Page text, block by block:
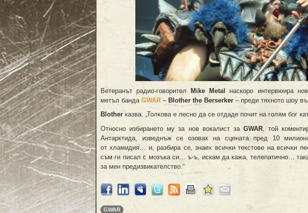
Ветеранът радио-говорителMike Metal наскоро интервюира
метъл банда GWAR – Blother the Berserker – преди тяхното шоу
Blother казва: „Толкова е лесно да се отдаде почит на голям бог
Относно избирането му за нов вокалист за GWAR, той
Антарктида, изведнъж се озовах на сцената пред 10
от хламидия… и, разбира се, знаех всички текстове на всички
съм ги писал с мозъка си… ъ-ъ, искам да кажа, телепатично…
за мен предизвикателство.“
GWAR